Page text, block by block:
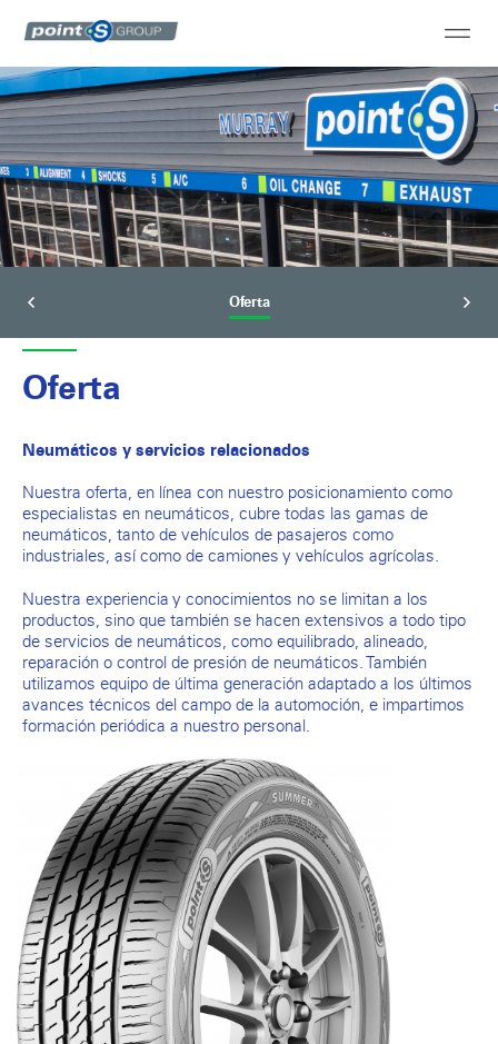
Oferta
Oferta
Neumáticos y servicios relacionados
Nuestra oferta, en línea con nuestro posicionamiento como
especialistas en neumáticos, cubre todas las gamas de
neumáticos, tanto de vehículos de pasajeros como
industriales, así como de camiones y vehículos agrícolas.
Nuestra experiencia y conocimientos no se limitan a los
productos, sino que también se hacen extensivos a todo tipo
de servicios de neumáticos, como equilibrado, alineado,
reparación o control de presión de neumáticos. También
utilizamos equipo de última generación adaptado a los últimos
avances técnicos del campo de la automoción, e impartimos
formación periódica a nuestro personal.